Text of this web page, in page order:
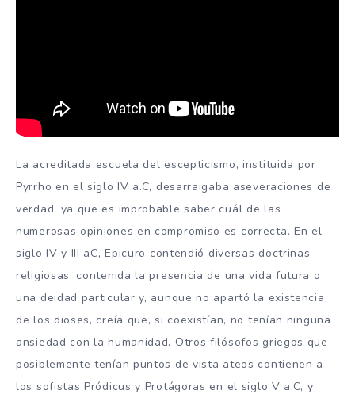
La acreditada escuela del escepticismo, instituida por
Pyrrho en el siglo IV a.C, desarraigaba aseveraciones de
verdad, ya que es improbable saber cuál de las
numerosas opiniones en compromiso es correcta. En el
siglo IV y III aC, Epicuro contendió diversas doctrinas
religiosas, contenida la presencia de una vida futura o
una deidad particular y, aunque no apartó la existencia
de los dioses, creía que, si coexistían, no tenían ninguna
ansiedad con la humanidad. Otros filósofos griegos que
posiblemente tenían puntos de vista ateos contienen a
los sofistas Pródicus y Protágoras en el siglo V a.C, y